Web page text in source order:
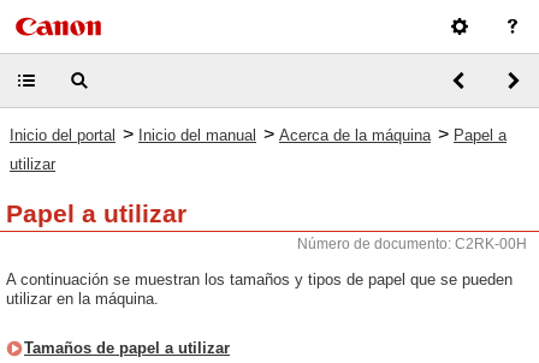
Inicio del portal > Inicio del manual > Acerca de la máquina > Papel a
utilizar
Papel a utilizar
Número de documento: C2RK-00H
A continuación se muestran los tamaños y tipos de papel que se pueden
utilizar en la máquina.
Tamaños de papel a utilizar